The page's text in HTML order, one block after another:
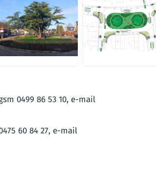
0499 86 53 10, e-mail
60 84 27, e-mail